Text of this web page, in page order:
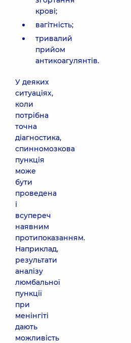
крові;
вагітність;
тривалий
прийом
антикоагулянтів.
У деяких
ситуаціях,
коли
потрібна
точна
діагностика,
спинномозкова
пункція
може
бути
проведена
і
всупереч
наявним
протипоказанням.
Наприклад,
результати
аналізу
люмбальної
пункції
при
менінгіті
дають
можливість